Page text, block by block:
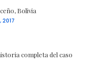
Bolivia
2017
completa del caso